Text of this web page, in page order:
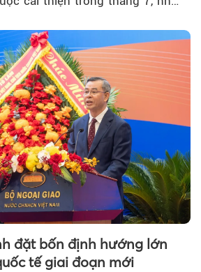
doanh dần phục hồi.
đặt bốn định hướng lớn
tế giai đoạn mới